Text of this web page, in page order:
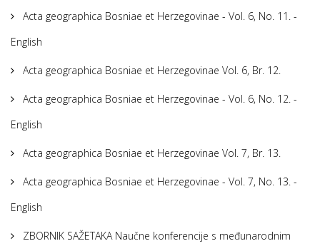
Acta geographica Bosniae et Herzegovinae - Vol. 6, No. 11. -
English
Acta geographica Bosniae et Herzegovinae Vol. 6, Br. 12.
Acta geographica Bosniae et Herzegovinae - Vol. 6, No. 12. -
English
Acta geographica Bosniae et Herzegovinae Vol. 7, Br. 13.
Acta geographica Bosniae et Herzegovinae - Vol. 7, No. 13. -
English
ZBORNIK SAŽETAKA Naučne konferencije s međunarodnim